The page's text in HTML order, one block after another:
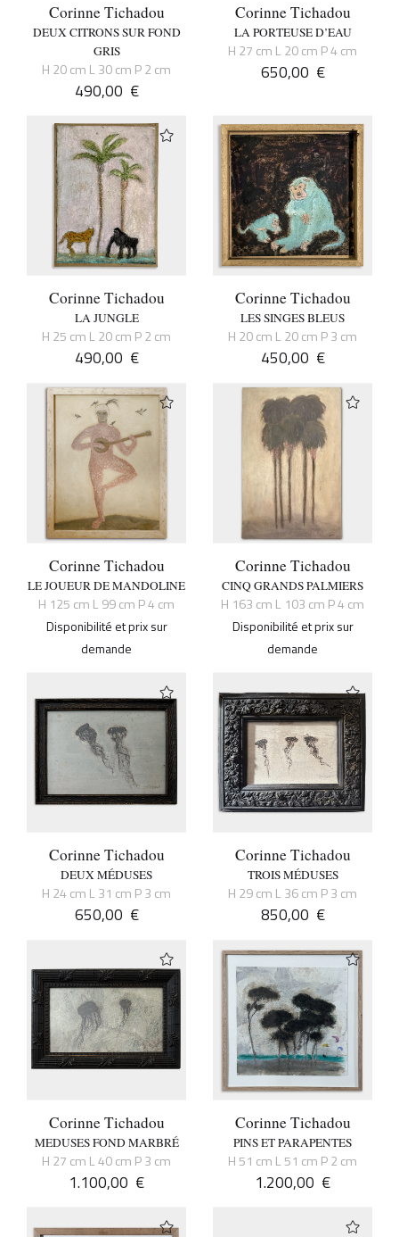
Corinne Tichadou
DEUX CITRONS SUR FOND
GRIS
H 20 cm L 30 cm P 2 cm
490,00 €
Corinne Tichadou
LA PORTEUSE D’EAU
H 27 cm L 20 cm P 4 cm
650,00 €
Corinne Tichadou
LA JUNGLE
H 25 cm L 20 cm P 2 cm
490,00 €
Corinne Tichadou
LES SINGES BLEUS
H 20 cm L 20 cm P 3 cm
450,00 €
Corinne Tichadou
LE JOUEUR DE MANDOLINE
H 125 cm L 99 cm P 4 cm
Disponibilité et prix sur
demande
Corinne Tichadou
CINQ GRANDS PALMIERS
H 163 cm L 103 cm P 4 cm
Disponibilité et prix sur
demande
Corinne Tichadou
DEUX MÉDUSES
H 24 cm L 31 cm P 3 cm
650,00 €
Corinne Tichadou
TROIS MÉDUSES
H 29 cm L 36 cm P 3 cm
850,00 €
Corinne Tichadou
MEDUSES FOND MARBRÉ
H 27 cm L 40 cm P 3 cm
1.100,00 €
Corinne Tichadou
PINS ET PARAPENTES
H 51 cm L 51 cm P 2 cm
1.200,00 €